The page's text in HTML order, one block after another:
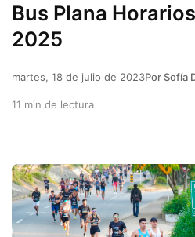
Bus Plana
2025
martes, 18 de julio de 2023Por Sofía
11 min de lectura